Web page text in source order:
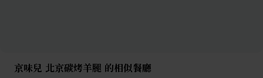
京味兒 北京碳烤羊腿 的相似餐廳